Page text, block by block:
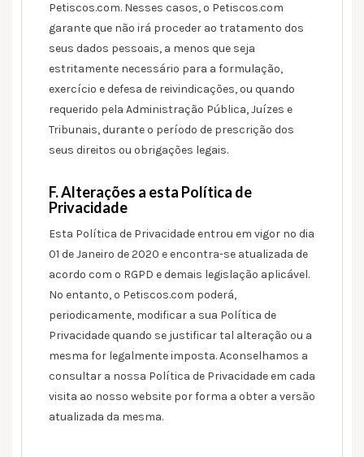
Petiscos.com. Nesses casos, o Petiscos.com
garante que não irá proceder ao tratamento dos
seus dados pessoais, a menos que seja
estritamente necessário para a formulação,
exercício e defesa de reivindicações, ou quando
requerido pela Administração Pública, Juízes e
Tribunais, durante o período de prescrição dos
seus direitos ou obrigações legais.
F. Alterações a esta Política de
Privacidade
Esta Política de Privacidade entrou em vigor no dia
01 de Janeiro de 2020 e encontra-se atualizada de
acordo com o RGPD e demais legislação aplicável.
No entanto, o Petiscos.com poderá,
periodicamente, modificar a sua Política de
Privacidade quando se justificar tal alteração ou a
mesma for legalmente imposta. Aconselhamos a
consultar a nossa Política de Privacidade em cada
visita ao nosso website por forma a obter a versão
atualizada da mesma.